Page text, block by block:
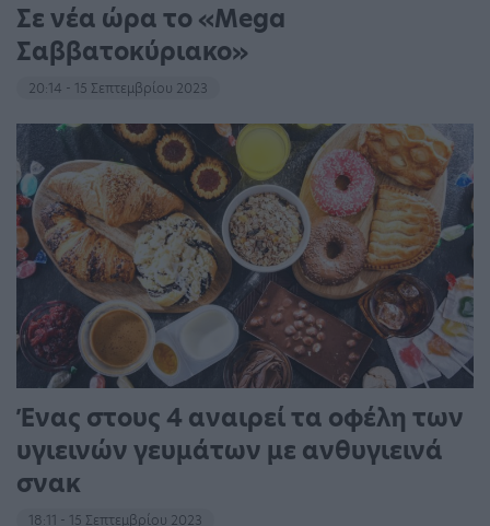
Σε νέα ώρα το «Mega
Σαββατοκύριακο»
20:14 - 15 Σεπτεμβρίου 2023
Ένας στους 4 αναιρεί τα οφέλη των
υγιεινών γευμάτων με ανθυγιεινά
σνακ
18:11 - 15 Σεπτεμβρίου 2023